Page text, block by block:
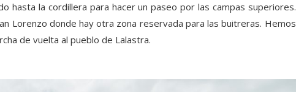
hasta la cordillera para hacer un paseo por las campas superiores.
Lorenzo donde hay otra zona reservada para las buitreras. Hemos
de vuelta al pueblo de Lalastra.